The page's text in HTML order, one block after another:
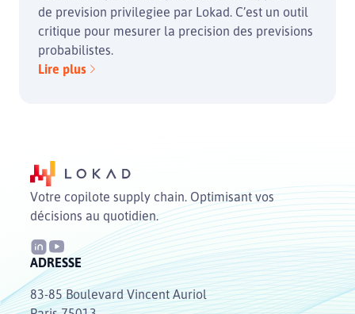
de prevision privilegiee par Lokad. C’est un outil
critique pour mesurer la precision des previsions
probabilistes.
Lire plus
Votre copilote supply chain. Optimisant vos
décisions au quotidien.
ADRESSE
83-85 Boulevard Vincent Auriol